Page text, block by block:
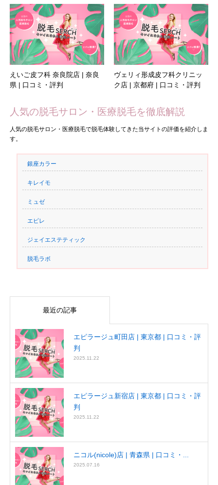
えいご皮フ科 奈良院店 | 奈良
県 | 口コミ・評判
ヴェリィ形成皮フ科クリニッ
ク店 | 京都府 | 口コミ・評判
人気の脱毛サロン・医療脱毛を徹底解説
人気の脱毛サロン・医療脱毛で脱毛体験してきた当サイトの評価を紹介しま
す。
銀座カラー
キレイモ
ミュゼ
エピレ
ジェイエステティック
脱毛ラボ
最近の記事
エピラージュ町田店 | 東京都 | 口コミ・評
判
2025.11.22
エピラージュ新宿店 | 東京都 | 口コミ・評
判
2025.11.22
ニコル(nicole)店 | 青森県 | 口コミ・...
2025.07.16